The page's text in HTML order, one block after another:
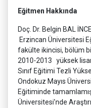
Eğitmen Hakkında
Doç. Dr. Belgin BAL
Erzincan Üniversitesi
fakülte ikincisi, bölüm
2010-2013 yüksek
Sınıf Eğitimi Tezli
Ondokuz Mayıs
Eğitiminde
Üniversitesi’nde